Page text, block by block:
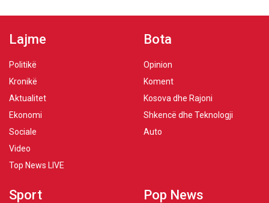
Lajme
Politikë
Kronikë
Aktualitet
Ekonomi
Sociale
Video
Top News LIVE
Bota
Opinion
Koment
Kosova dhe Rajoni
Shkencë dhe Teknologji
Auto
Sport Pop News